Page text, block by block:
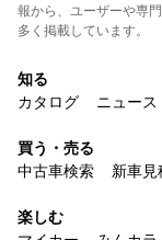
報から、ユーザーや専
多く掲載しています。
知る
カタログ
ニュース
買う・売る
中古車検索
新車見
楽しむ